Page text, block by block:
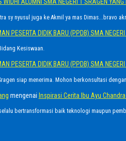
sy nyusul juga ke Akmil ya mas Dimas...bravo
PESERTA DIDIK BARU (PPDB) SMA
Kesiswaan.
PESERTA DIDIK BARU (PPDB) SMA
siap menerima. Mohon berkonsultasi
mengenai Inspirasi Cerita Ibu Ayu
bertransformasi baik teknologi maupun